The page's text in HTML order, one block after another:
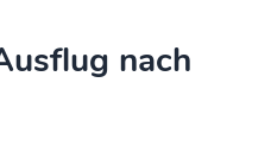
nach